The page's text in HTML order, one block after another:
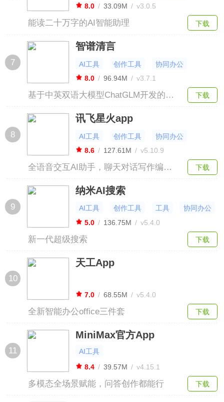
8.0 / 33.09M / v3.0.5
能读二十万字的AI智能助理 下载
7
智谱清言
AI工具 创作工具
协同办公
8.0 / 96.94M / v3.7.1
基于中英双语大模型ChatGLM开发的智
下载
8
讯飞星火app
AI工具 创作工具
协同办公
8.6 / 127.61M / v5.10.9
全语音交互AI助手，聊天对话写作编程
下载
9
纳米AI搜索
AI工具 创作工具 工具
协同办公
5.0 / 136.75M / v5.4.0
新一代超级搜索 下载
10
天工App
7.0 / 68.55M / v5.4.0
全新智能办公office三件套 下载
11
MiniMax官方App
AI工具
8.4 / 39.57M / v4.15.1
多模态全场景赋能，问答创作都能行 下载